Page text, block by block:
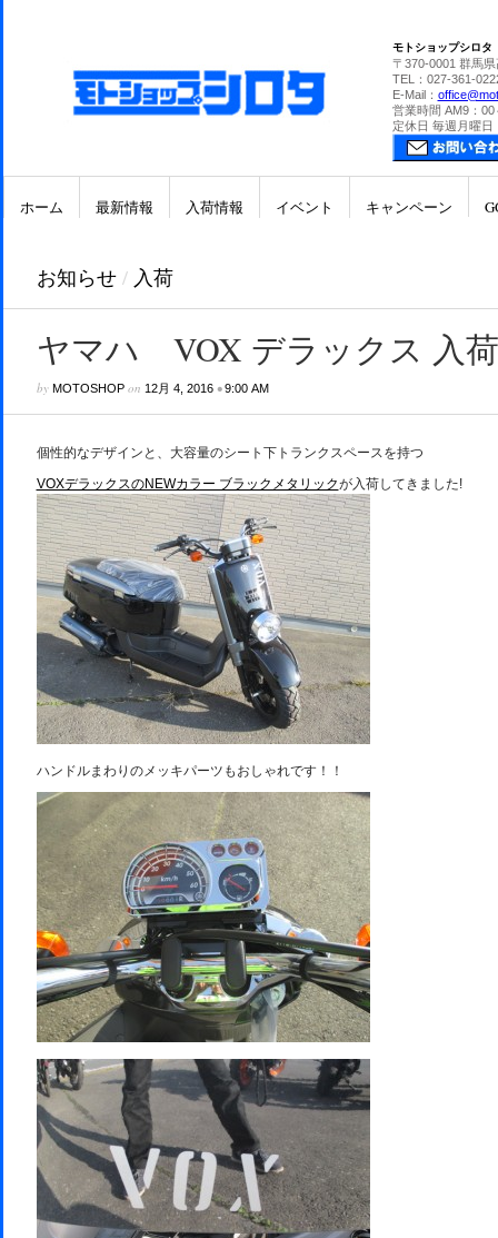
モトショップシロタ
〒370-0001 群馬
TEL：027-361-
E-Mail：
営業時間 AM9：00
定休日 毎週月曜日
ホーム 最新情報 入荷情報 イベント キャンペーン
お知らせ / 入荷
ヤマハ VOX デラックス 入荷
by MOTOSHOPon 12月 4, 2016•9:00 AM
個性的なデザインと、大容量のシート下トランクスペースを持つ
VOXデラックスのNEWカラー ブラックメタリックが入荷してきました!
ハンドルまわりのメッキパーツもおしゃれです！！